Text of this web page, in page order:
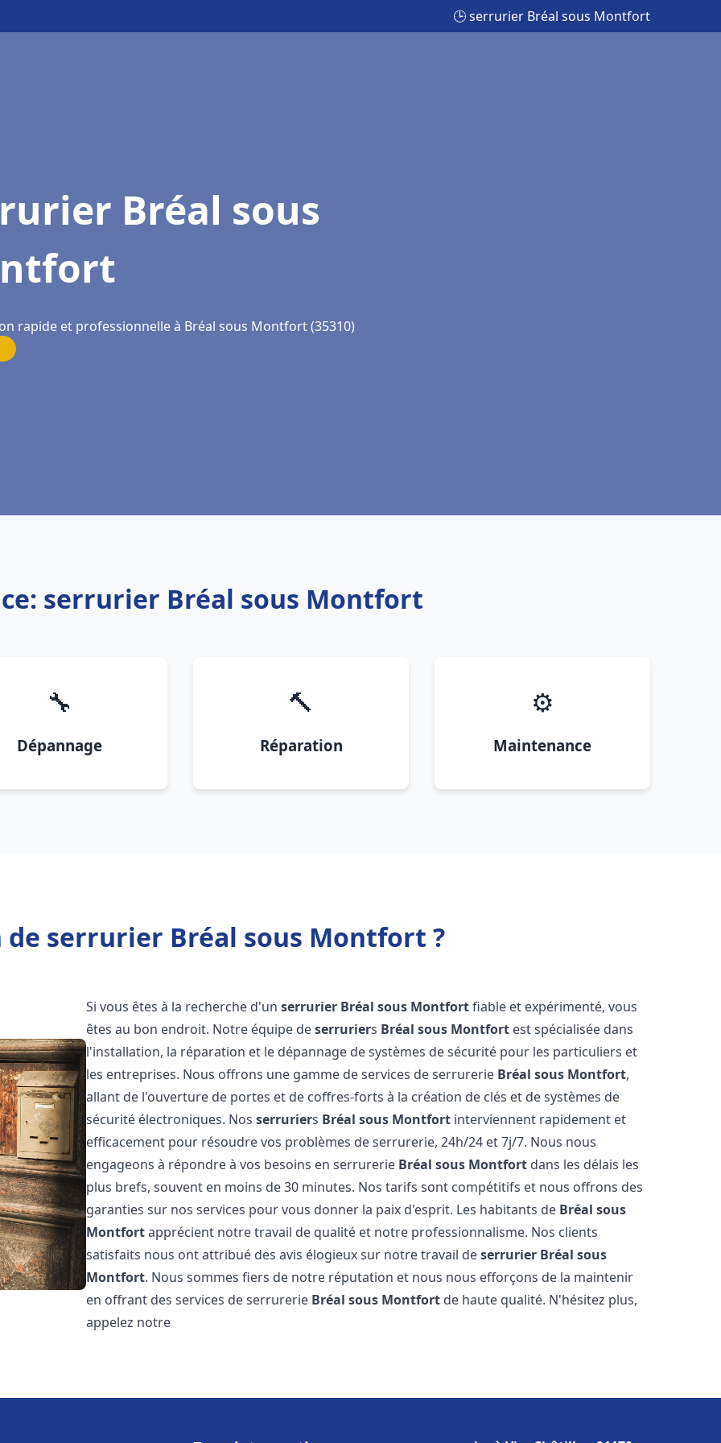
🕒 serrurier Bréal sous Montfort
Bréal sous
rapide et professionnelle à Bréal sous Montfort (35310)
serrurier Bréal sous Montfort
🔧
Dépannage
🔨
Réparation
⚙️
Maintenance
de serrurier Bréal sous Montfort ?
Si vous êtes à la recherche d'unserrurier Bréal sous Montfortfiable et expérimenté, vous
êtes au bon endroit. Notre équipe deserruriers Bréal sous Montfort est spécialisée dans
l'installation, la réparation et le dépannage de systèmes de sécurité pour les particuliers et
les entreprises. Nous offrons une gamme de services de serrurerie Bréal sous Montfort,
allant de l'ouverture de portes et de coffres-forts à la création de clés et de systèmes de
sécurité électroniques. Nosserruriers Bréal sous Montfort interviennent rapidement et
efficacement pour résoudre vos problèmes de serrurerie, 24h/24 et 7j/7. Nous nous
engageons à répondre à vos besoins en serrurerie Bréal sous Montfort dans les délais les
plus brefs, souvent en moins de 30 minutes. Nos tarifs sont compétitifs et nous offrons des
garanties sur nos services pour vous donner la paix d'esprit. Les habitants de Bréal sous
Montfortapprécient notre travail de qualité et notre professionnalisme. Nos clients
satisfaits nous ont attribué des avis élogieux sur notre travail deserrurier Bréal sous
Montfort. Nous sommes fiers de notre réputation et nous nous efforçons de la maintenir
en offrant des services de serrurerie Bréal sous Montfort de haute qualité. N'hésitez plus,
appelez notre